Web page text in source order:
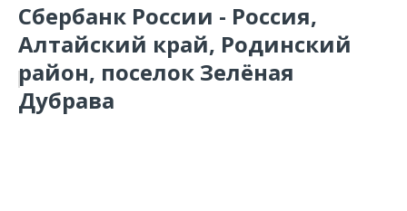
Сбербанк России - Россия,
Алтайский край, Родинский
район, поселок Зелёная
Дубрава